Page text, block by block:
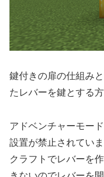
鍵付きの扉の仕組み
たレバーを鍵とする
アドベンチャーモー
設置が禁止されていま
クラフトでレバーを